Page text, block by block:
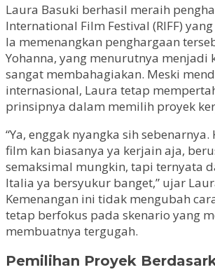
Laura Basuki berhasil meraih
International Film Festival (RIFF)
Ia memenangkan penghargaan
Yohanna, yang menurutnya menjadi
sangat membahagiakan. Meski
internasional, Laura tetap
prinsipnya dalam memilih proyek
“Ya, enggak nyangka sih
film kan biasanya ya kerjain aja,
semaksimal mungkin, tapi ternyata
Italia ya bersyukur banget,” ujar
Kemenangan ini tidak mengubah
tetap berfokus pada skenario yang
membuatnya tergugah.
Pemilihan Proyek